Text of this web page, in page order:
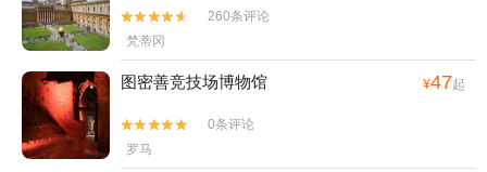


260条评论
梵蒂冈
图密善竞技场博物馆 ¥47起


0条评论
罗马